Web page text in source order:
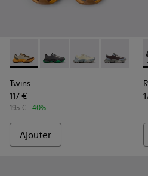
Twins - K201836-012 -
Twins - K201836-016
Twins - K201836-
Twins -
Twins
117 €
195 € -40%
Ajouter